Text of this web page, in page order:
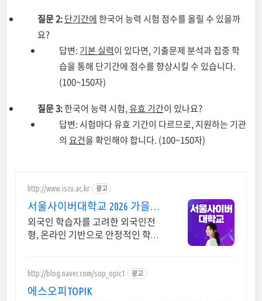
질문 2: 단기간에한국어 능력 시험 점수를 올릴 수 있을까
요?
답변: 기본 실력이 있다면, 기출문제 분석과 집중 학
습을 통해 단기간에 점수를 향상시킬 수 있습니다.
(100~150자)
질문 3:한국어 능력 시험,유효 기간이 있나요?
답변: 시험마다 유효 기간이 다르므로, 지원하는 기관
의 요건을 확인해야 합니다. (100~150자)
http://www.iscu.ac.kr 광고
서울사이버대학교 2026 가을학
기 신편입생
외국인 학습자를 고려한 외국인전
형, 온라인 기반으로 안정적인 학습
http://blog.naver.com/sop_opic1 광고
에스오피TOPIK